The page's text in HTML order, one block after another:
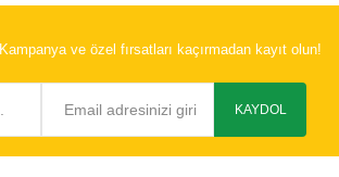
Kampanya ve özel fırsatları kaçırmadan kayıt olun!
KAYDOL